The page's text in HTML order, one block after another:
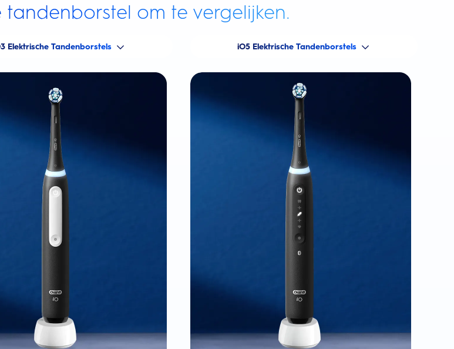
tandenborstel om te vergelijken.
Elektrische Tandenborstels iO5 Elektrische Tandenborstels